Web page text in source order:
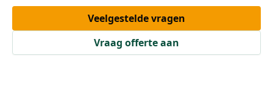
Veelgestelde vragen
Vraag offerte aan